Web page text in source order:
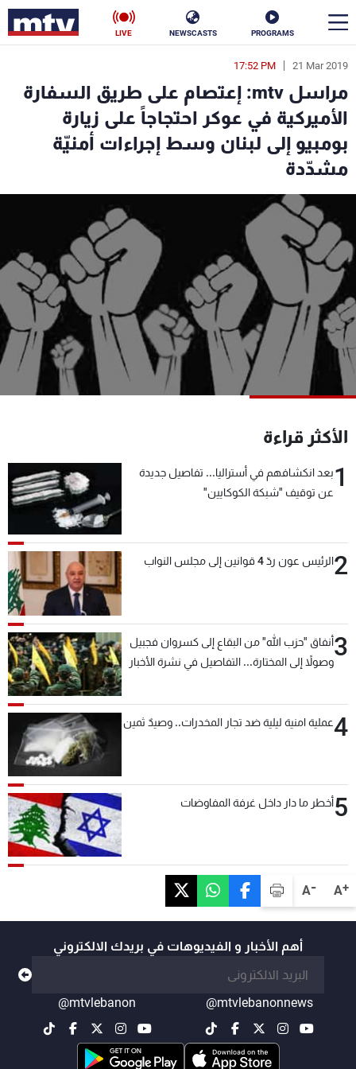
PROGRAMS
NEWSCASTS
LIVE
A+
A-
21 Mar 2019
17:52 PM
مراسل mtv: إعتصام على طريق السفارة
الأميركية في عوكر احتجاجاً على زيارة
بومبيو إلى لبنان وسط إجراءات أمنيّة
مشدّدة
الأكثر قراءة
1بعد انكشافهم في أستراليا... تفاصيل جديدة
عن توقيف "شبكة الكوكايين"
2الرئيس عون ردّ 4 قوانين إلى مجلس النواب
3أنفاق "حزب الله" من البقاع إلى كسروان فجبيل
وصولاً إلى المختارة... التفاصيل في نشرة الأخبار
4عملية امنية ليلية ضد تجار المخدرات.. وصيدٌ ثمين
5أخطر ما دار داخل غرفة المفاوضات
أهم الأخبار و الفيديوهات في بريدك الالكتروني
@mtvlebanonnews
@mtvlebanon
en
الأخبار
سياسة ناس
منوعات رياضة
كأس العالم
البرامج
جدول البرامج
شاهد البرامج
الترددات
عن MTV
لاعلاناتكم
شروط الإسـتخدام